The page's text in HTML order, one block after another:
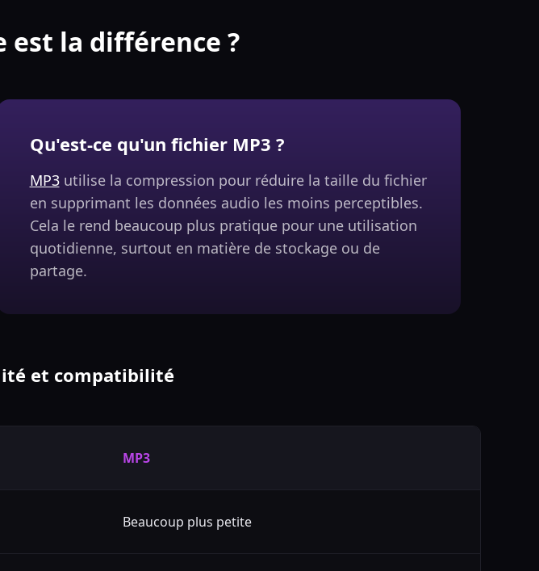
est la différence ?
Qu'est-ce qu'un fichier MP3 ?
MP3utilise la compression pour réduire la taille du fichier
en supprimant les données audio les moins perceptibles.
Cela le rend beaucoup plus pratique pour une utilisation
quotidienne, surtout en matière de stockage ou de
partage.
et compatibilité
MP3
Beaucoup plus petite